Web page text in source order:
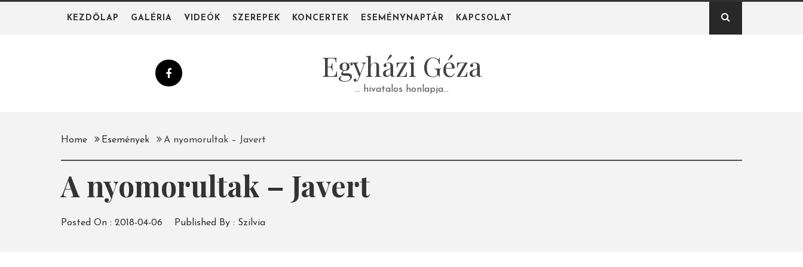
KEZDŐLAP GALÉRIA VIDEÓK SZEREPEK KONCERTEK ESEMÉNYNAPTÁR KAPCSOLAT
Egyházi Géza
… hivatalos honlapja…
Home Események A nyomorultak – Javert
A nyomorultak – Javert
Posted On : 2018-04-06 Published By : Szilvia